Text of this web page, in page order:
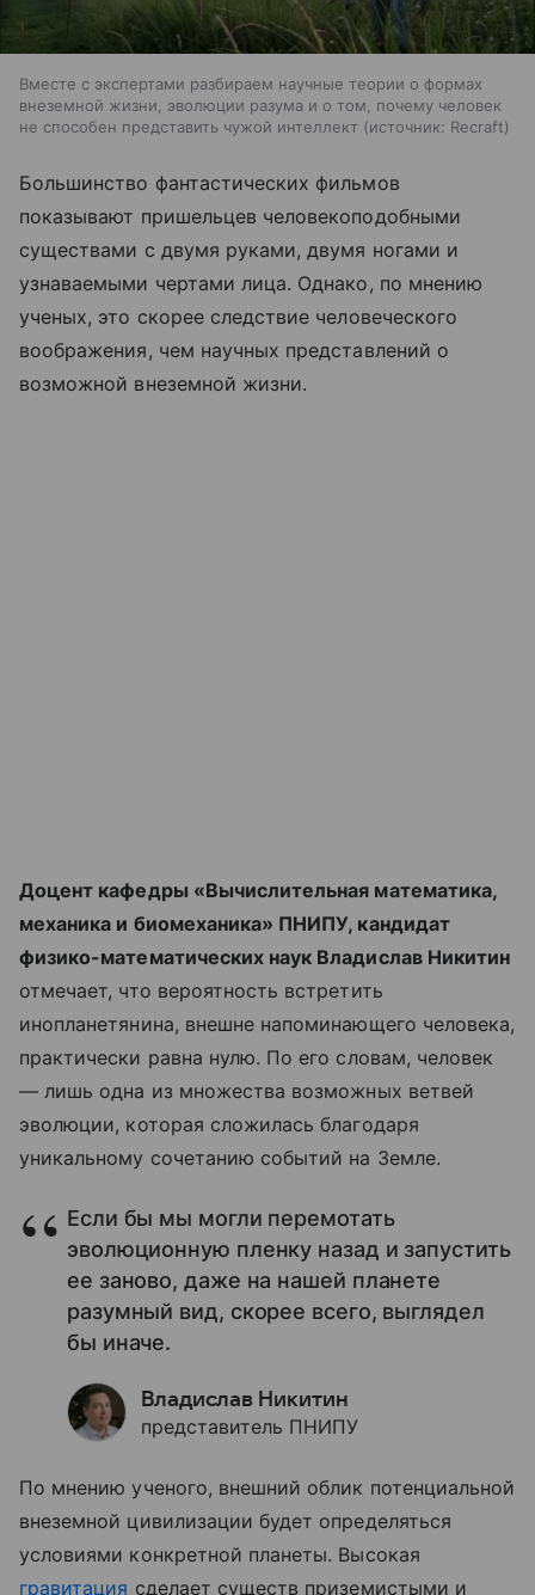
Вместе с экспертами разбираем научные теории о формах
внеземной жизни, эволюции разума и о том, почему человек
не способен представить чужой интеллект
источник: Recraft
Большинство фантастических фильмов
показывают пришельцев человекоподобными
существами с двумя руками, двумя ногами и
узнаваемыми чертами лица. Однако, по мнению
ученых, это скорее следствие человеческого
воображения, чем научных представлений о
возможной внеземной жизни.
Доцент кафедры «Вычислительная математика,
механика и биомеханика» ПНИПУ, кандидат
физико-математических наук Владислав Никитин
отмечает, что вероятность встретить
инопланетянина, внешне напоминающего человека,
практически равна нулю. По его словам, человек
— лишь одна из множества возможных ветвей
эволюции, которая сложилась благодаря
уникальному сочетанию событий на Земле.
Если бы мы могли перемотать
эволюционную пленку назад и запустить
ее заново, даже на нашей планете
разумный вид, скорее всего, выглядел
бы иначе.
Владислав Никитин
представитель ПНИПУ
По мнению ученого, внешний облик потенциальной
внеземной цивилизации будет определяться
условиями конкретной планеты. Высокая
гравитация сделает существ приземистыми и